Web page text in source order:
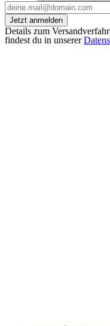
Jetzt anmelden
Details zum
findest du in unserer